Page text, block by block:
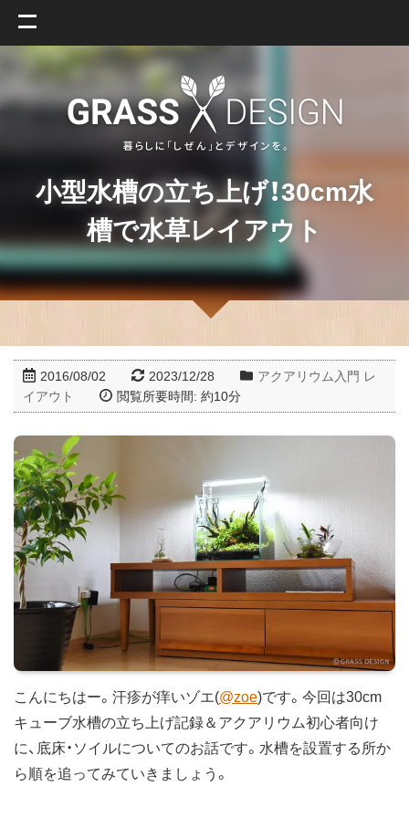
小型水槽の立ち上げ！30cm水
槽で水草レイアウト
2016/08/02 2023/12/28 アクアリウム入門 レ
イアウト
閲覧所要時間: 約10分
こんにちはー。汗疹が痒いゾエ(@zoe)です。今回は30cm
キューブ水槽の立ち上げ記録＆アクアリウム初心者向け
に、底床・ソイルについてのお話です。水槽を設置する所か
ら順を追ってみていきましょう。